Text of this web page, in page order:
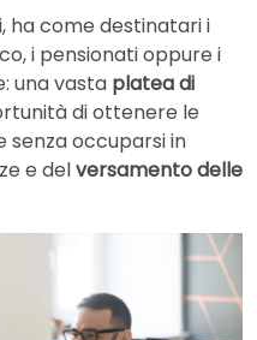
ha come destinatari i
i pensionati oppure i
una vasta platea di
di ottenere le
senza occuparsi in
e delversamento delle